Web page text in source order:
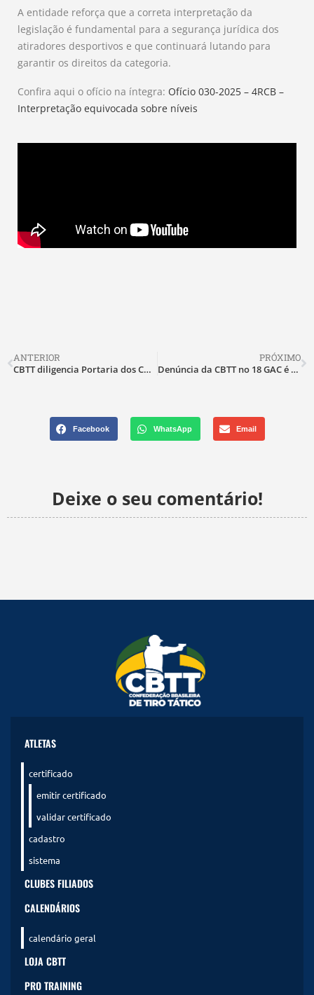
A entidade reforça que a correta interpretação da
legislação é fundamental para a segurança jurídica dos
atiradores desportivos e que continuará lutando para
garantir os direitos da categoria.
Confira aqui o ofício na íntegra: Ofício 030-2025 – 4RCB –
Interpretação equivocada sobre níveis
ANTERIOR
CBTT diligencia Portaria dos CACs no Ministério da Justiça
PRÓXIMO
Denúncia da CBTT no 18 GAC é resolvida rapidamente
Facebook WhatsApp Email
Deixe o seu comentário!
ATLETAS
certificado
emitir certificado
validar certificado
cadastro
sistema
CLUBES FILIADOS
CALENDÁRIOS
calendário geral
LOJA CBTT
PRO TRAINING